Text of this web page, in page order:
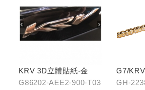
KRV 3D立體貼紙-金
G86202-AEE2-900-T03
G7/
黃金
GH-